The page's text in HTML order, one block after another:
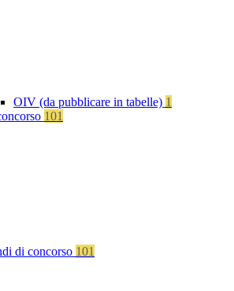
OIV (da pubblicare in tabelle) 1
101
di concorso 101